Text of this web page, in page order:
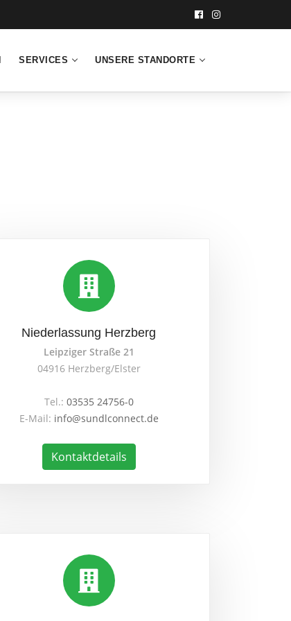
SERVICES UNSERE STANDORTE
Niederlassung Herzberg
Leipziger Straße 21
04916 Herzberg/Elster
Tel.: 03535 24756-0
E-Mail: info@sundlconnect.de
Kontaktdetails